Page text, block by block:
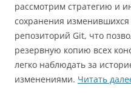
рассмотрим стратегию и
сохранения
репозиторий Git, что
резервную копию всех
легко наблюдать за
изменениями. Читать